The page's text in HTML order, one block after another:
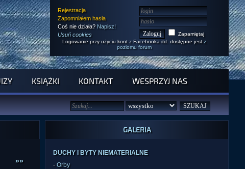
Rejestracja
Zapomniałem hasła
Coś nie działa? Napisz!
Usuń cookies
Zapamiętaj
Logowanie przy użyciu kont z Facebooka itd. dostępne jest z
poziomu forum
KSIĄŻKI KONTAKT WESPRZYJ NAS
»»
GALERIA
DUCHY I BYTY NIEMATERIALNE
- Orby